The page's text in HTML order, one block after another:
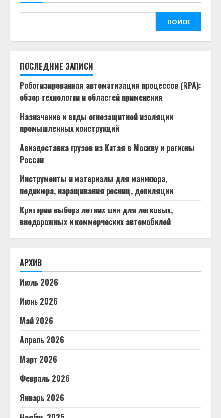
ПОИСК
ПОСЛЕДНИЕ ЗАПИСИ
Роботизированная автоматизация процессов (RPA):
обзор технологии и областей применения
Назначение и виды огнезащитной изоляции
промышленных конструкций
Авиадоставка грузов из Китая в Москву и регионы
России
Инструменты и материалы для маникюра,
педикюра, наращивания ресниц, депиляции
Критерии выбора летних шин для легковых,
внедорожных и коммерческих автомобилей
АРХИВ
Июль 2026
Июнь 2026
Май 2026
Апрель 2026
Март 2026
Февраль 2026
Январь 2026